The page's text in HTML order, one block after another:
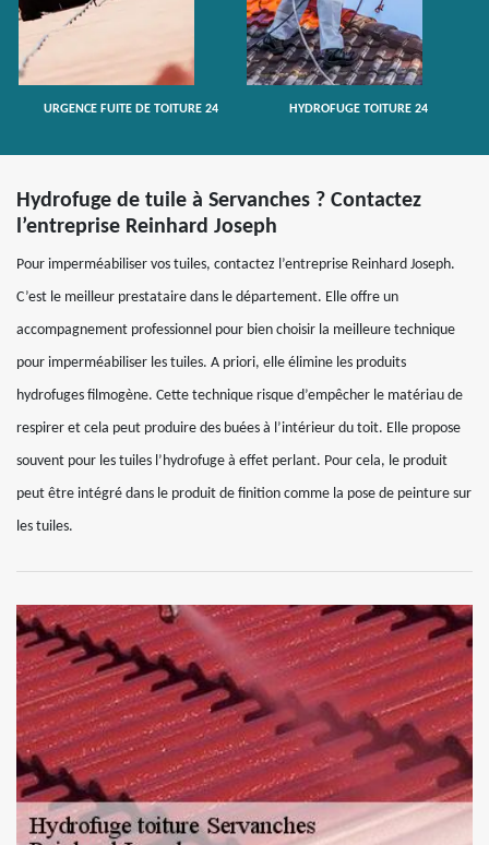
URGENCE FUITE DE TOITURE 24 HYDROFUGE TOITURE 24
Hydrofuge de tuile à Servanches ? Contactez
l’entreprise Reinhard Joseph
Pour imperméabiliser vos tuiles, contactez l’entreprise Reinhard Joseph.
C’est le meilleur prestataire dans le département. Elle offre un
accompagnement professionnel pour bien choisir la meilleure technique
pour imperméabiliser les tuiles. A priori, elle élimine les produits
hydrofuges filmogène. Cette technique risque d’empêcher le matériau de
respirer et cela peut produire des buées à l’intérieur du toit. Elle propose
souvent pour les tuiles l’hydrofuge à effet perlant. Pour cela, le produit
peut être intégré dans le produit de finition comme la pose de peinture sur
les tuiles.